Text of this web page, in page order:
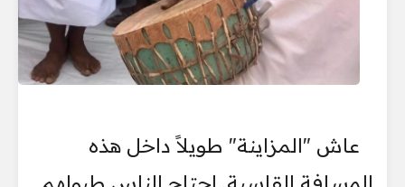
عاش "المزاينة" طويلاً داخل هذه